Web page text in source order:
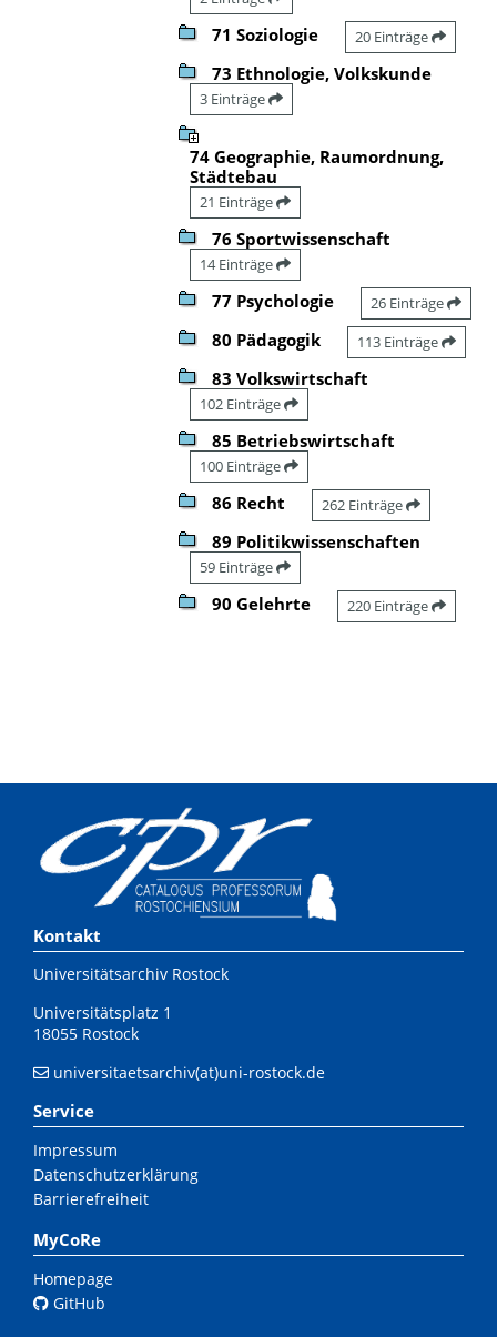
71 Soziologie 20 Einträge
73 Ethnologie, Volkskunde
3 Einträge
74 Geographie, Raumordnung,
Städtebau
21 Einträge
76 Sportwissenschaft
14 Einträge
77 Psychologie 26 Einträge
80 Pädagogik 113 Einträge
83 Volkswirtschaft
102 Einträge
85 Betriebswirtschaft
100 Einträge
86 Recht 262 Einträge
89 Politikwissenschaften
59 Einträge
90 Gelehrte 220 Einträge
Kontakt
Universitätsarchiv Rostock
Universitätsplatz 1
18055 Rostock
universitaetsarchiv(at)uni-rostock.de
Service
Impressum
Datenschutzerklärung
Barrierefreiheit
MyCoRe
Homepage
GitHub